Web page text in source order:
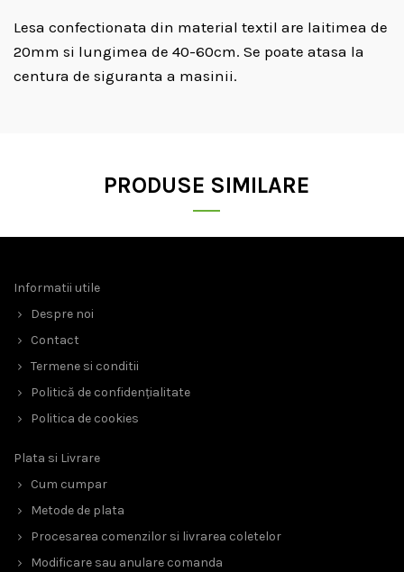
Lesa confectionata din material textil are laitimea de
20mm si lungimea de 40-60cm. Se poate atasa la
centura de siguranta a masinii.
PRODUSE SIMILARE
Informatii utile
Despre noi
Contact
Termene si conditii
Politică de confidențialitate
Politica de cookies
Plata si Livrare
Cum cumpar
Metode de plata
Procesarea comenzilor si livrarea coletelor
Modificare sau anulare comanda